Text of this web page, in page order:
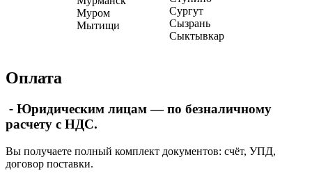
Муром
Мытищи
Сургут
Сызрань
Сыктывкар
Оплата
- Юридическим лицам — по безналичному
расчету с НДС.
Вы получаете полный комплект документов: счёт, УПД,
договор поставки.